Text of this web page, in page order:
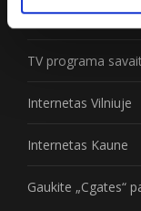
Greičio matuoklė
TV programa
Internetas Vilniuje
Internetas Kaune
Gaukite „Cgates“